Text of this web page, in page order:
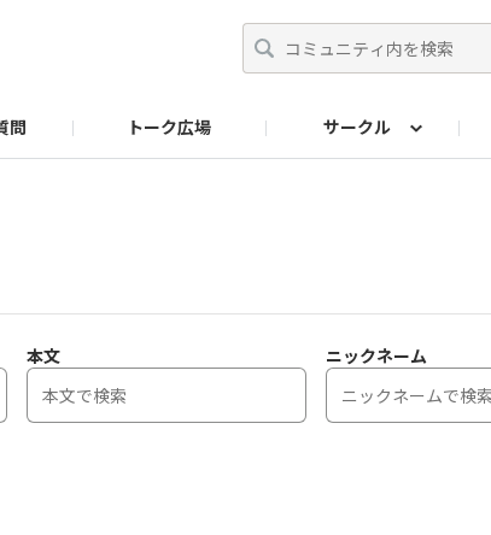
問 トーク広場 サークル
本文 ニックネーム